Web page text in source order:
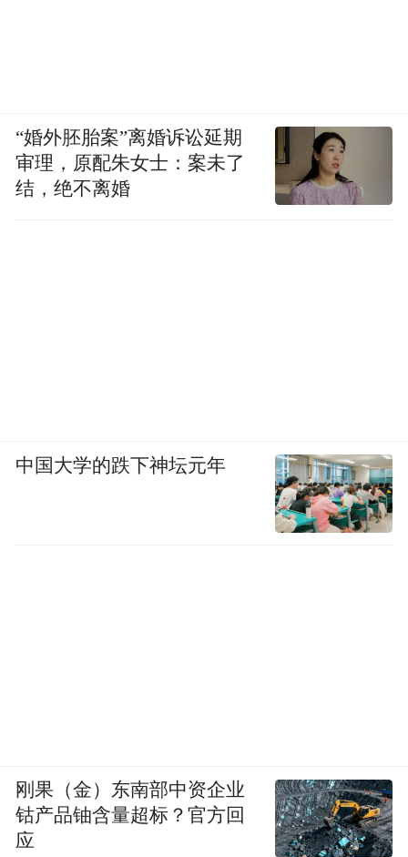
“婚外胚胎案”离婚诉讼延期
审理，原配朱女士：案未了
结，绝不离婚
中国大学的跌下神坛元年
刚果（金）东南部中资企业
钴产品铀含量超标？官方回
应